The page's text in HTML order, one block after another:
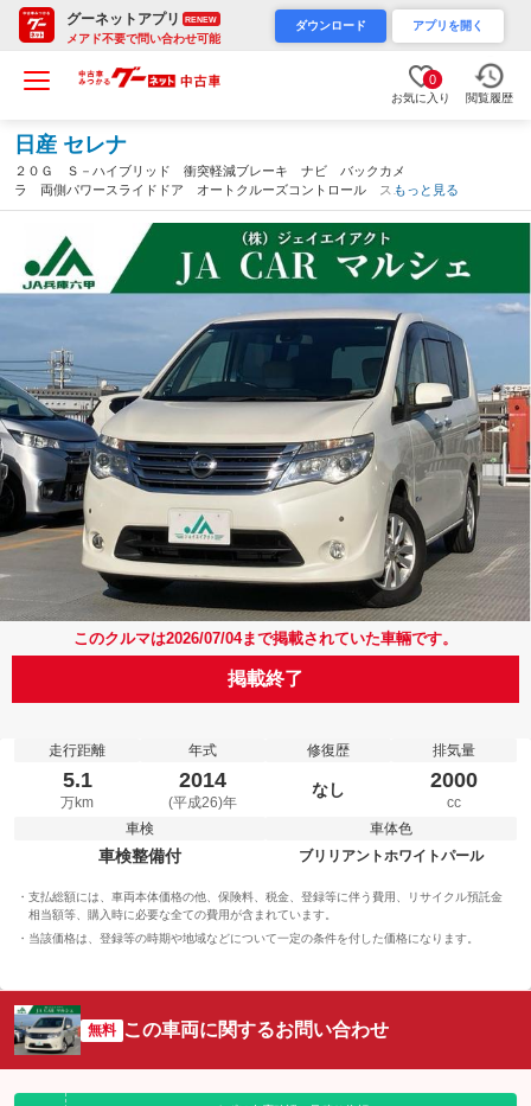
グーネットアプリ RENEW
メアド不要で問い合わせ可能
ダウンロード アプリを開く
0
お気に入り 閲覧履歴
日産 セレナ
２０Ｇ Ｓ－ハイブリッド 衝突軽減ブレーキ ナビ バックカメ
ラ 両側パワースライドドア オートクルーズコントロール スマ
ートキー リアエアコン 前後ソナー 電動格納ミラー ウォーク
スルー ＥＴＣ エアバック ３列シート 禁煙車（兵庫県）
もっと見る
このクルマは2026/07/04まで掲載されていた車輛です。
掲載終了
走行距離
5.1
万km
年式
2014
(平成26)年
修復歴
なし
排気量
2000
cc
車検
車検整備付
車体色
ブリリアントホワイトパール
支払総額には、車両本体価格の他、保険料、税金、登録等に伴う費用、リサイクル預託金
相当額等、購入時に必要な全ての費用が含まれています。
当該価格は、登録等の時期や地域などについて一定の条件を付した価格になります。
無料 この車両に関するお問い合わせ